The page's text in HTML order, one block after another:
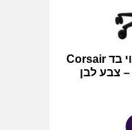
כיסא גיימינג קורסייר עשוי בד Corsair